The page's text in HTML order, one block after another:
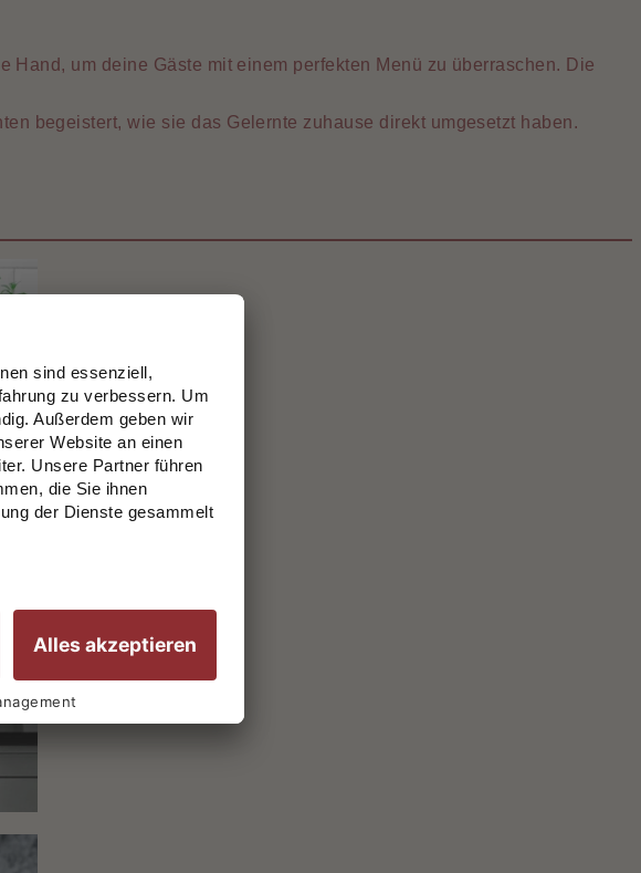
um deine Gäste mit einem perfekten Menü zu überraschen. Die
begeistert, wie sie das Gelernte zuhause direkt umgesetzt haben.